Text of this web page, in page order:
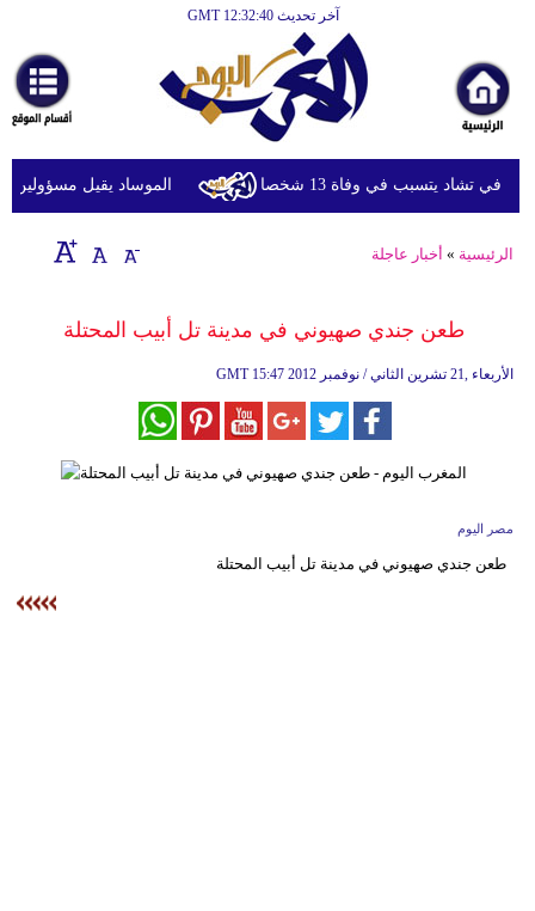
آخر تحديث GMT 12:32:40
أخبارعاجلة
رياضة
ثقافة
إقتصاد
وموسيقى
وتغذية
ديكور
الموساد يقيل مسؤولين في تشاد يتسبب في وفاة 13 شخصا
الرئيسية » أخبار عاجلة
طعن جندي صهيوني في مدينة تل أبيب المحتلة
GMT 15:47 2012 الأربعاء ,21 تشرين الثاني / نوفمبر
مصر اليوم
طعن جندي صهيوني في مدينة تل أبيب المحتلة